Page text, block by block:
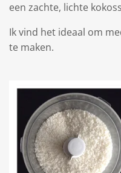
een zachte, lichte
Ik vind het ideaal om
te maken.